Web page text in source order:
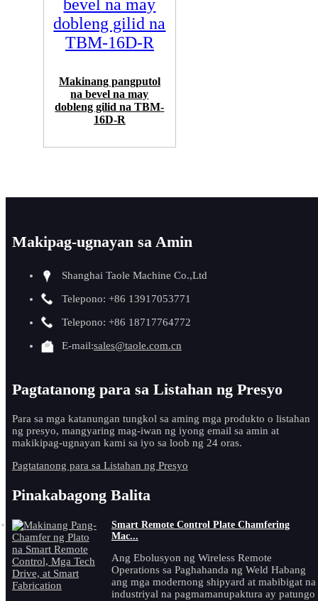
Makinang pangputol
na bevel na may
dobleng gilid na TBM-
16D-R
Makipag-ugnayan sa Amin
Shanghai Taole Machine Co.,Ltd
Telepono: +86 13917053771
Telepono: +86 18717764772
E-mail:sales@taole.com.cn
Pagtatanong para sa Listahan ng Presyo
Para sa mga katanungan tungkol sa aming mga produkto o listahan
ng presyo, mangyaring mag-iwan ng iyong email sa amin at
makikipag-ugnayan kami sa iyo sa loob ng 24 oras.
Pagtatanong para sa Listahan ng Presyo
Pinakabagong Balita
Smart Remote Control Plate Chamfering
Mac...
Ang Ebolusyon ng Wireless Remote
Operations sa Paghahanda ng Weld Habang
ang mga modernong shipyard at mabibigat na
industriyal na pagmamanupaktura ay patungo